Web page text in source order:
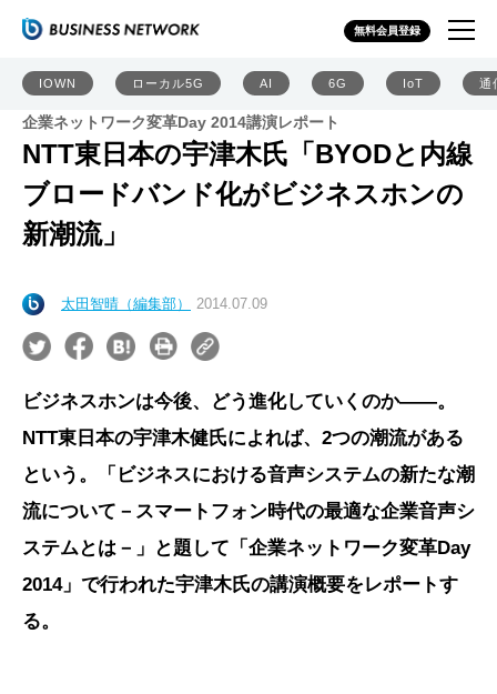
無料会員登録
IOWN ローカル5G AI 6G IoT 通
企業ネットワーク変革Day 2014講演レポート
NTT東日本の宇津木氏「BYODと内線
ブロードバンド化がビジネスホンの
新潮流」
太田智晴（編集部） 2014.07.09
ビジネスホンは今後、どう進化していくのか――。
NTT東日本の宇津木健氏によれば、2つの潮流がある
という。「ビジネスにおける音声システムの新たな潮
流について－スマートフォン時代の最適な企業音声シ
ステムとは－」と題して「企業ネットワーク変革Day
2014」で行われた宇津木氏の講演概要をレポートす
る。